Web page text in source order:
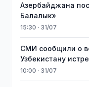
Азербайджана
Балалык»
15:30 · 31/07
СМИ сообщили о
Узбекистану
10:00 · 31/07